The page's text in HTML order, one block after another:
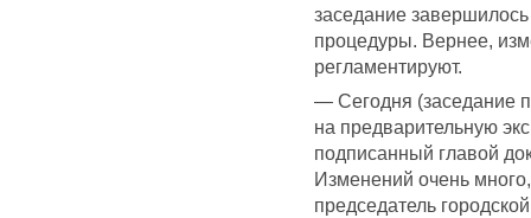
заседание
процедуры. Вернее,
регламентируют.
— Сегодня (заседание
на предварительную
подписанный главой
Изменений очень
председатель